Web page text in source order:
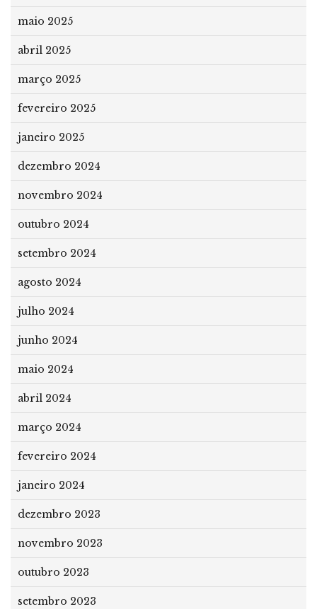
maio 2025
abril 2025
março 2025
fevereiro 2025
janeiro 2025
dezembro 2024
novembro 2024
outubro 2024
setembro 2024
agosto 2024
julho 2024
junho 2024
maio 2024
abril 2024
março 2024
fevereiro 2024
janeiro 2024
dezembro 2023
novembro 2023
outubro 2023
setembro 2023